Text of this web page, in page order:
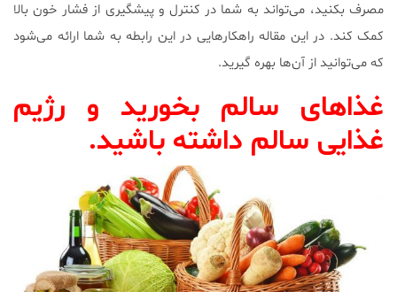
مصرف بکنید، می‌تواند به شما در کنترل و پیشگیری از فشار خون بالا
کمک کند. در این مقاله راهکارهایی در این رابطه به شما ارائه می‌شود
که می‌توانید از آن‌ها بهره گیرید.
غذاهای سالم بخورید و رژیم
غذایی سالم داشته باشید.